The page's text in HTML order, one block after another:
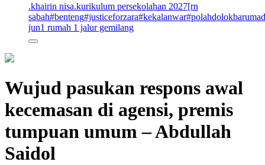
.khairin nisa.kurikulum persekolahan 2027[rn
sabah#benteng#justiceforzara#kekalanwar
jun1 rumah 1 jalur gemilang
Wujud pasukan respons awal
kecemasan di agensi, premis
tumpuan umum – Abdullah
Saidol